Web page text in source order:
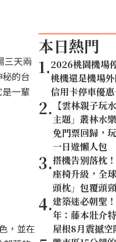
三天兩
的台
一輩
，並在
本日熱門
1.2026桃園機場
桃機還是機場
信用卡停車優惠
2. 【雲林親子玩
主題」叢林水
免門票回歸，
一日遊懶人包
3.搭機告別落枕
座椅升級，全
頭枕」包覆頭
4.建築迷必朝聖
年：藤本壯介
屋根8月震撼空